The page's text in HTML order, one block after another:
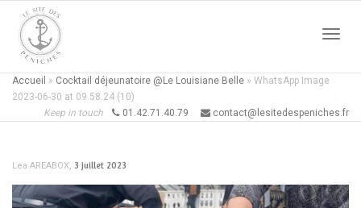
Accueil » Cocktail déjeunatoire @Le Louisiane Belle » WhatsApp Image
2023-06-30 at 09.58.24 (10)
Keep in touch
01.42.71.40.79 contact@lesitedespeniches.fr
Lea AREABOX, 3 juillet 2023